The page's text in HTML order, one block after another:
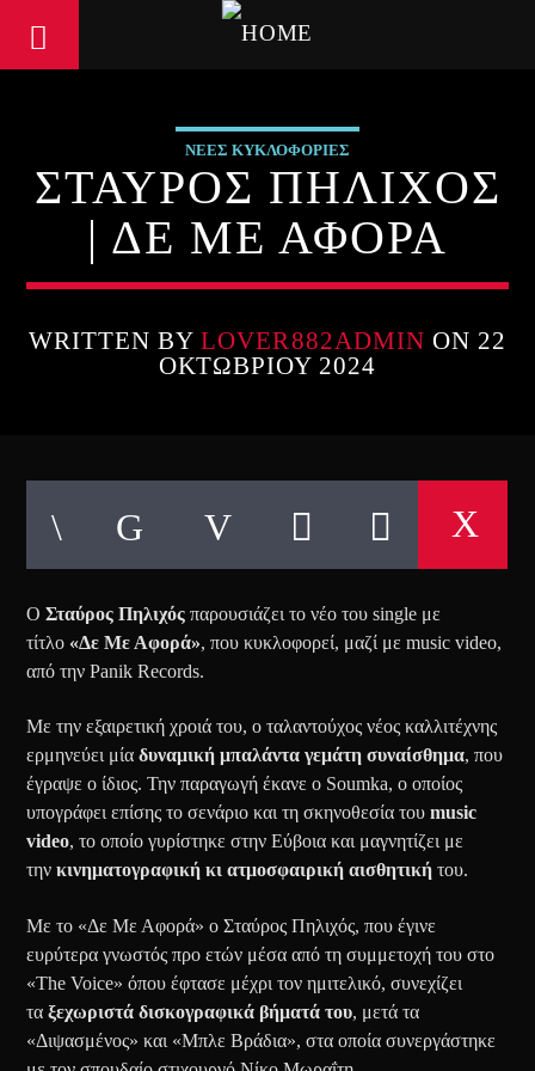
ΝΕΕΣ ΚΥΚΛΟΦΟΡΙΕΣ
ΣΤΑΥΡΟΣ ΠΗΛΙΧΟΣ
| ΔΕ ΜΕ ΑΦΟΡΑ
WRITTEN BYLOVER882ADMIN ON 22
ΟΚΤΩΒΡΊΟΥ 2024
ΟΣταύρος Πηλιχός παρουσιάζει το νέο του single με
τίτλο «Δε Με Αφορά», που κυκλοφορεί, μαζί με music video,
από την Panik Records.
Με την εξαιρετική χροιά του, ο ταλαντούχος νέος καλλιτέχνης
ερμηνεύει μία δυναμική μπαλάντα γεμάτη συναίσθημα, που
έγραψε ο ίδιος. Την παραγωγή έκανε ο Soumka, ο οποίος
υπογράφει επίσης το σενάριο και τη σκηνοθεσία τουmusic
video, το οποίο γυρίστηκε στην Εύβοια και μαγνητίζει με
τηνκινηματογραφική κι ατμοσφαιρική αισθητικήτου.
Με το «Δε Με Αφορά» ο Σταύρος Πηλιχός, που έγινε
ευρύτερα γνωστός προ ετών μέσα από τη συμμετοχή του στο
«The Voice» όπου έφτασε μέχρι τον ημιτελικό, συνεχίζει
ταξεχωριστά δισκογραφικά βήματά του, μετά τα
«Διψασμένος» και «Μπλε Βράδια», στα οποία συνεργάστηκε